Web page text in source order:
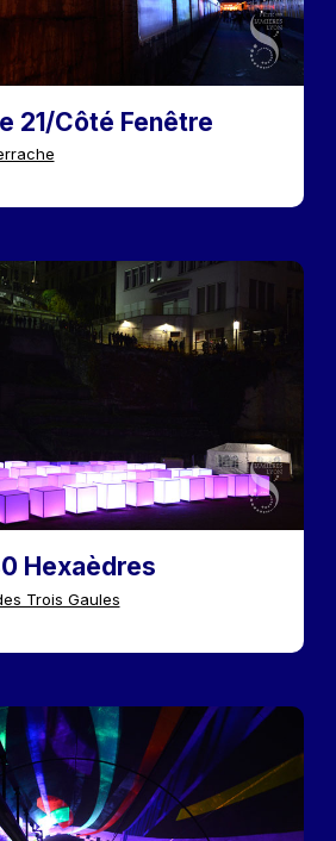
21/Côté Fenêtre
Hexaèdres
Trois Gaules